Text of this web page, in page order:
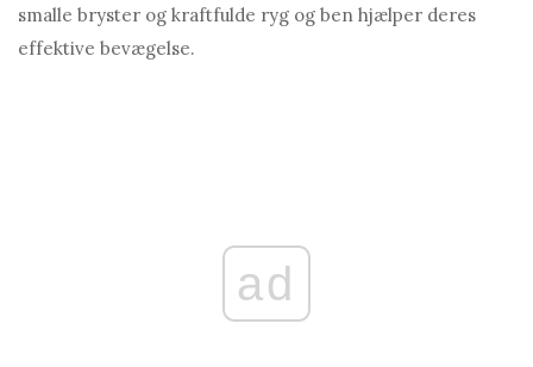
smalle bryster og kraftfulde ryg og ben hjælper deres
effektive bevægelse.
ad